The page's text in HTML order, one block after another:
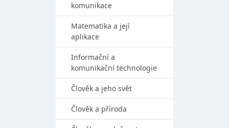
komunikace
Matematika a její
aplikace
Informační a
komunikační technologie
Člověk a jeho svět
Člověk a příroda